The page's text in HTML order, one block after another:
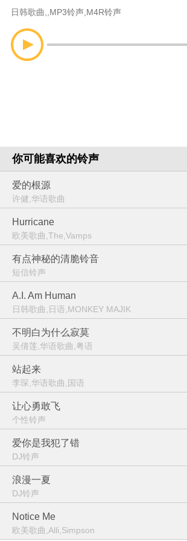
日韩歌曲 MP3铃声 M4R铃声
你可能喜欢的铃声
爱的根源
许健,华语歌曲
Hurricane
欧美歌曲,The,Vamps
有点神秘的清脆铃音
短信铃声
A.I. Am Human
日韩歌曲,日语,MONKEY MAJIK
不明白为什么寂莫
吴倩莲,华语歌曲,粤语
站起来
李琛,华语歌曲,国语
让心勇敢飞
个性铃声
爱你是我犯了错
DJ铃声
浪漫一夏
DJ铃声
Notice Me
欧美歌曲,Alli,Simpson